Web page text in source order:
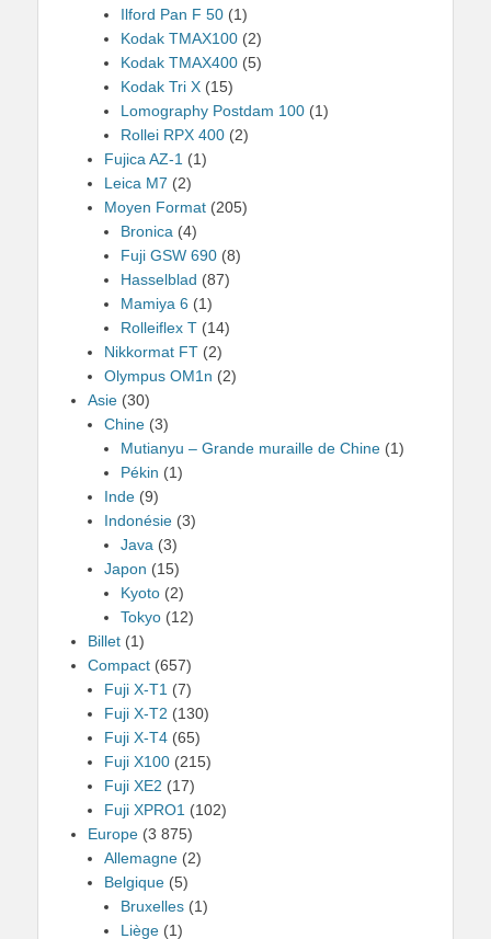
Ilford Pan F 50 (1)
Kodak TMAX100 (2)
Kodak TMAX400 (5)
Kodak Tri X (15)
Lomography Postdam 100 (1)
Rollei RPX 400 (2)
Fujica AZ-1 (1)
Leica M7 (2)
Moyen Format (205)
Bronica (4)
Fuji GSW 690 (8)
Hasselblad (87)
Mamiya 6 (1)
Rolleiflex T (14)
Nikkormat FT (2)
Olympus OM1n (2)
Asie (30)
Chine (3)
Mutianyu – Grande muraille de Chine (1)
Pékin (1)
Inde (9)
Indonésie (3)
Java (3)
Japon (15)
Kyoto (2)
Tokyo (12)
Billet (1)
Compact (657)
Fuji X-T1 (7)
Fuji X-T2 (130)
Fuji X-T4 (65)
Fuji X100 (215)
Fuji XE2 (17)
Fuji XPRO1 (102)
Europe (3 875)
Allemagne (2)
Belgique (5)
Bruxelles (1)
Liège (1)